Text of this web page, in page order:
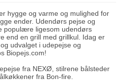
hygge og varme og mulighed for
ender. Udendørs pejse og
populære ligesom udendørs
end en grill med grillkul. Idag er
udvalget i udepejse og
Biopejs.com!
fra NEXØ, stilrene bålsteder
fra Bon-fire